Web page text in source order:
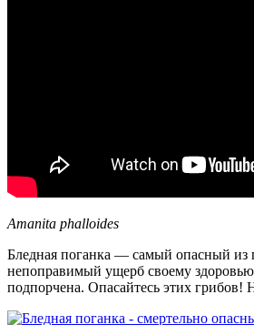
Amanita phalloides
Бледная поганка — самый опасный из
непоправимый ущерб своему
подпорчена. Опасайтесь этих грибов!